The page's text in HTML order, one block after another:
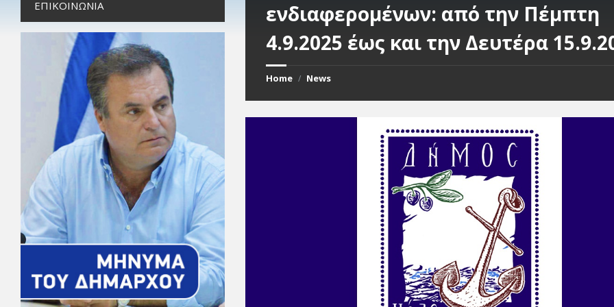
ενδιαφερομένων: από την Πέμπτη
4.9.2025 έως και την Δευτέρα
Home / News
ΕΠΙΚΟΙΝΩΝΊΑ